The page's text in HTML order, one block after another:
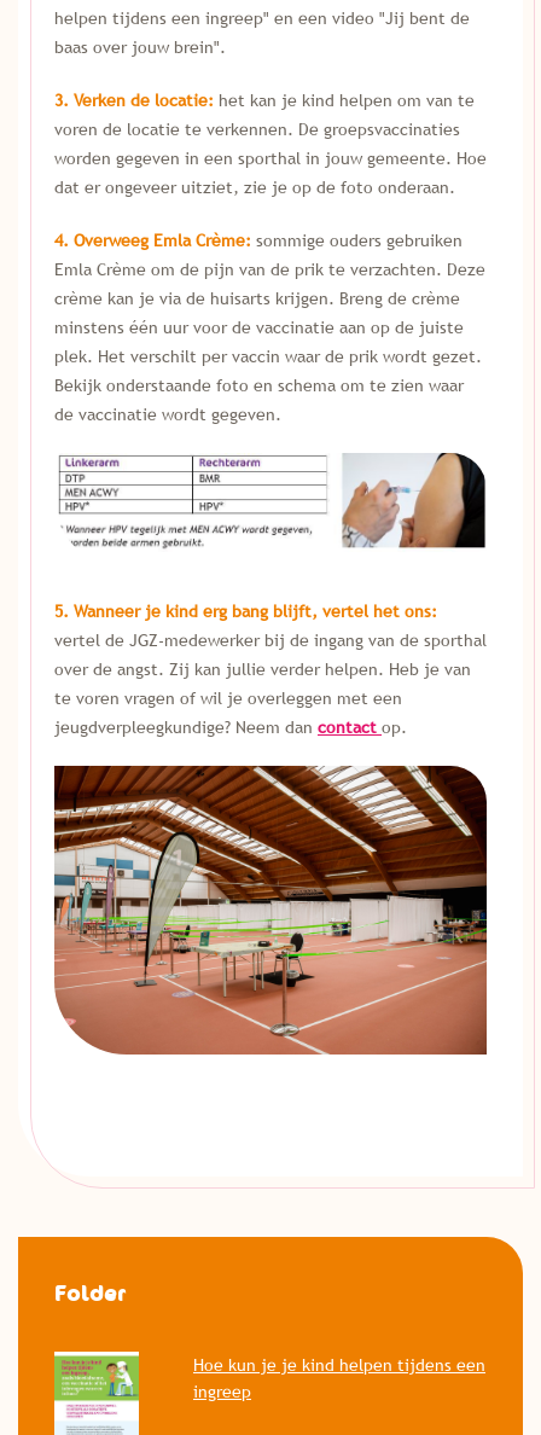
helpen tijdens een ingreep" en een video "Jij bent de
baas over jouw brein".
3. Verken de locatie: het kan je kind helpen om van te
voren de locatie te verkennen. De groepsvaccinaties
worden gegeven in een sporthal in jouw gemeente. Hoe
dat er ongeveer uitziet, zie je op de foto onderaan.
4. Overweeg Emla Crème: sommige ouders gebruiken
Emla Crème om de pijn van de prik te verzachten. Deze
crème kan je via de huisarts krijgen. Breng de crème
minstens één uur voor de vaccinatie aan op de juiste
plek. Het verschilt per vaccin waar de prik wordt gezet.
Bekijk onderstaande foto en schema om te zien waar
de vaccinatie wordt gegeven.
5. Wanneer je kind erg bang blijft, vertel het ons:
vertel de JGZ-medewerker bij de ingang van de sporthal
over de angst. Zij kan jullie verder helpen. Heb je van
te voren vragen of wil je overleggen met een
jeugdverpleegkundige? Neem dan contact op.
Folder
Hoe kun je je kind helpen tijdens een
ingreep